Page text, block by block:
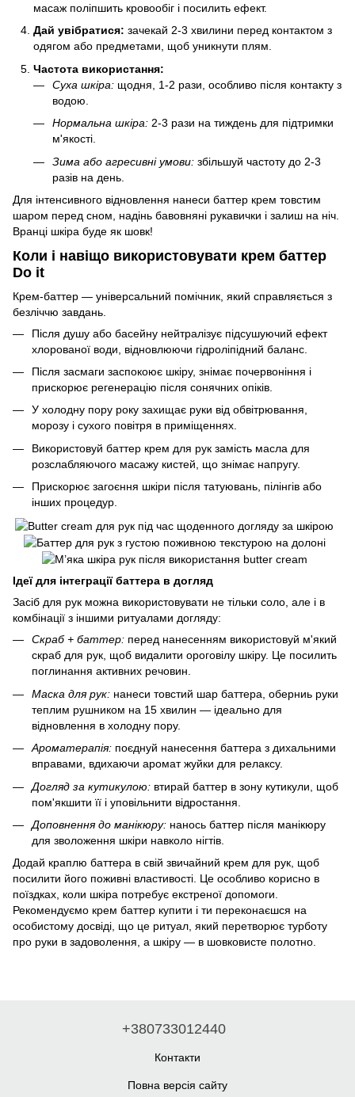
масаж поліпшить кровообіг і посилить ефект.
Дай увібратися: зачекай 2-3 хвилини перед контактом з
одягом або предметами, щоб уникнути плям.
Частота використання:
Суха шкіра: щодня, 1-2 рази, особливо після контакту з
водою.
Нормальна шкіра: 2-3 рази на тиждень для підтримки
м'якості.
Зима або агресивні умови: збільшуй частоту до 2-3
разів на день.
Для інтенсивного відновлення нанеси баттер крем товстим
шаром перед сном, надінь бавовняні рукавички і залиш на ніч.
Вранці шкіра буде як шовк!
Коли і навіщо використовувати крем баттер
Do it
Крем-баттер — універсальний помічник, який справляється з
безліччю завдань.
Після душу або басейну нейтралізує підсушуючий ефект
хлорованої води, відновлюючи гідроліпідний баланс.
Після засмаги заспокоює шкіру, знімає почервоніння і
прискорює регенерацію після сонячних опіків.
У холодну пору року захищає руки від обвітрювання,
морозу і сухого повітря в приміщеннях.
Використовуй баттер крем для рук замість масла для
розслабляючого масажу кистей, що знімає напругу.
Прискорює загоєння шкіри після татуювань, пілінгів або
інших процедур.
Ідеї для інтеграції баттера в догляд
Засіб для рук можна використовувати не тільки соло, але і в
комбінації з іншими ритуалами догляду:
Скраб + баттер: перед нанесенням використовуй м'який
скраб для рук, щоб видалити ороговілу шкіру. Це посилить
поглинання активних речовин.
Маска для рук: нанеси товстий шар баттера, оберниь руки
теплим рушником на 15 хвилин — ідеально для
відновлення в холодну пору.
Ароматерапія: поєднуй нанесення баттера з дихальними
вправами, вдихаючи аромат жуйки для релаксу.
Догляд за кутикулою: втирай баттер в зону кутикули, щоб
пом'якшити її і уповільнити відростання.
Доповнення до манікюру: нанось баттер після манікюру
для зволоження шкіри навколо нігтів.
Додай краплю баттера в свій звичайний крем для рук, щоб
посилити його поживні властивості. Це особливо корисно в
поїздках, коли шкіра потребує екстреної допомоги.
Рекомендуємо крем баттер купити і ти переконаєшся на
особистому досвіді, що це ритуал, який перетворює турботу
про руки в задоволення, а шкіру — в шовковисте полотно.
+380733012440
Контакти
Повна версія сайту